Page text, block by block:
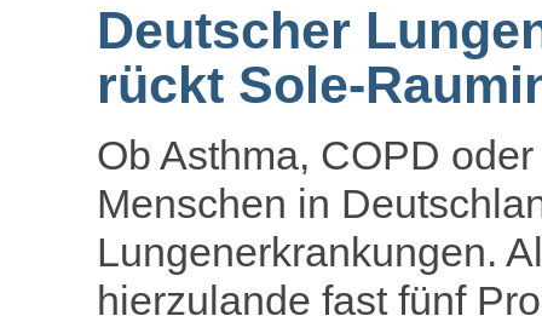
Deutscher
rückt Sole-
Ob Asthma, COPD
Menschen in
Lungenerkrankungen.
hierzulande fast fünf